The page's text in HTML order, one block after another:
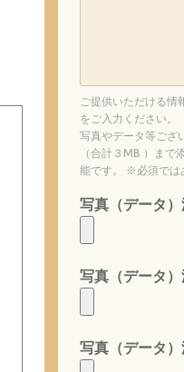
ご提供いただける情
をご入力ください。
写真やデータ等ござ
（合計３MB ）まで
能です。 ※必須では
写真（データ）
写真（データ）
写真（データ）